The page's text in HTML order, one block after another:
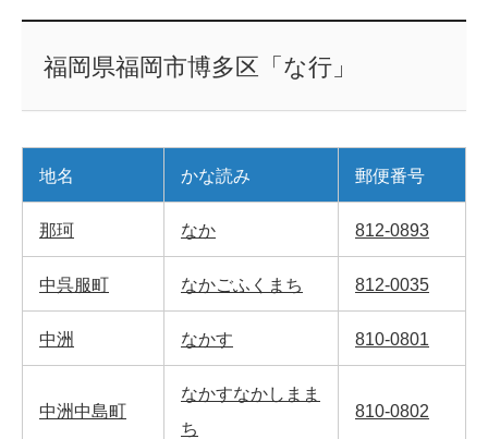
福岡県福岡市博多区「な行」
地名 かな読み 郵便番号
那珂 なか 812-0893
中呉服町 なかごふくまち 812-0035
中洲 なかす 810-0801
中洲中島町
なかすなかしまま
ち
810-0802